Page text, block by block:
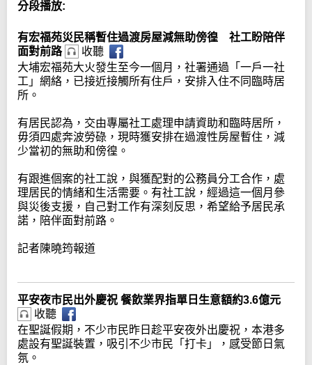
分段播放:
有宏福苑災民稱暫住過渡房屋減無助傍徨 社工盼陪伴
面對前路
收聽
大埔宏福苑大火發生至今一個月，社署通過「一戶一社
工」網絡，已接近接觸所有住戶，安排入住不同臨時居
所。
有居民認為，交由專屬社工處理申請資助和臨時居所，
毋須四處奔波勞碌，現時獲安排在過渡性房屋暫住，減
少當初的無助和傍徨。
有跟進個案的社工說，與獲配對的公務員分工合作，處
理居民的情緒和生活需要。有社工說，經過這一個月參
與災後支援，自己對工作有深刻反思，希望給予居民承
諾，陪伴面對前路。
記者陳曉筠報道
平安夜市民出外慶祝 餐飲業界指單日生意額約3.6億元
收聽
在聖誕假期，不少市民昨日趁平安夜外出慶祝，本港多
處設有聖誕裝置，吸引不少市民「打卡」，感受節日氣
氛。